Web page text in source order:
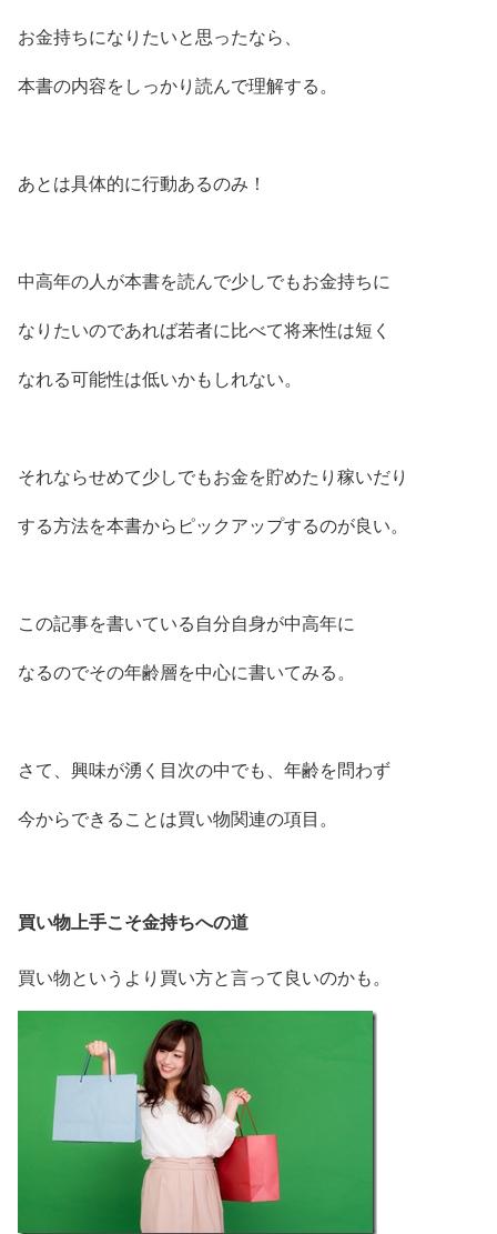
お金持ちになりたいと思ったなら、
本書の内容をしっかり読んで理解する。
あとは具体的に行動あるのみ！
中高年の人が本書を読んで少しでもお金持ちに
なりたいのであれば若者に比べて将来性は短く
なれる可能性は低いかもしれない。
それならせめて少しでもお金を貯めたり稼いだり
する方法を本書からピックアップするのが良い。
この記事を書いている自分自身が中高年に
なるのでその年齢層を中心に書いてみる。
さて、興味が湧く目次の中でも、年齢を問わず
今からできることは買い物関連の項目。
買い物上手こそ金持ちへの道
買い物というより買い方と言って良いのかも。